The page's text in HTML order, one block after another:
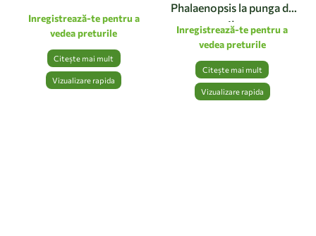
Inregistrează-te pentru a
vedea preturile
Citește mai mult
Vizualizare rapida
Phalaenopsis la punga de
1L
Inregistrează-te pentru a
vedea preturile
Citește mai mult
Vizualizare rapida